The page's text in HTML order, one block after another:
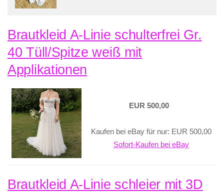
Brautkleid A-Linie schulterfrei Gr.
40 Tüll/Spitze weiß mit
Applikationen
EUR 500,00
Kaufen bei eBay für nur: EUR 500,00
Sofort-Kaufen bei eBay
Brautkleid A-Linie schleier mit 3D